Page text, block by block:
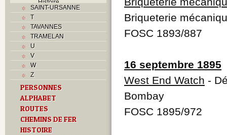
Histoire
I
J
K
P
Problème jurassien
Q
R
S
SAINT-URSANNE
T
TAVANNES
TRAMELAN
U
V
W
Z
PERSONNES
ALPHABET
ROUTES
CHEMINS DE FER
HISTOIRE
Briqueterie
FOSC 1893/887
16 septembre 1895
West End Watch -
Bombay
FOSC 1895/972